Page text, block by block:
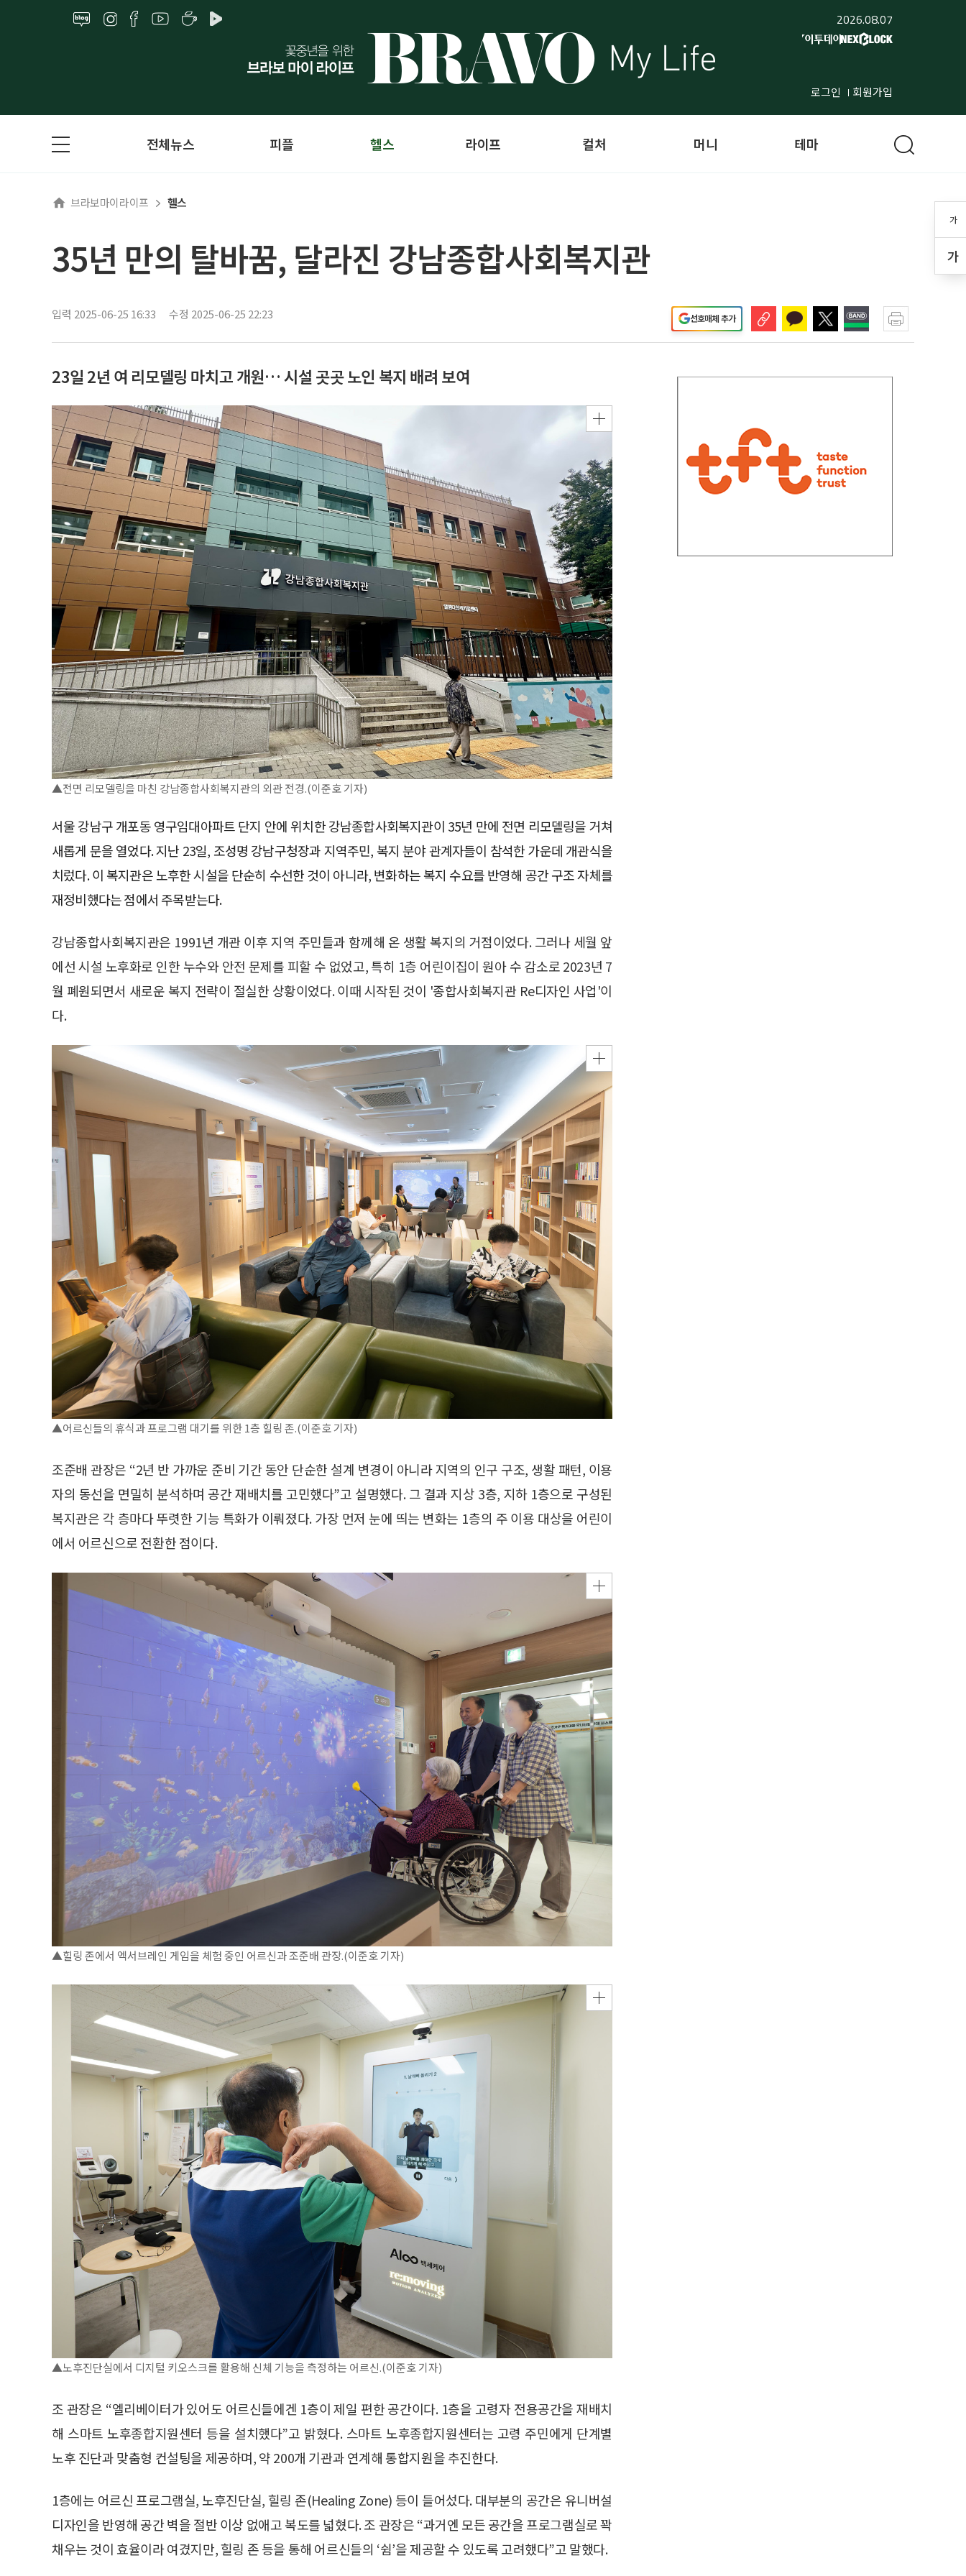
2026.08.07
로그인 회원가입
가
가
전체뉴스 피플 헬스 라이프 컬처 머니 테마
브라보마이라이프 헬스
35년 만의 탈바꿈, 달라진 강남종합사회복지관
입력 2025-06-25 16:33 수정 2025-06-25 22:23 선호매체 추가
23일 2년 여 리모델링 마치고 개원… 시설 곳곳 노인 복지 배려 보여
▲전면 리모델링을 마친 강남종합사회복지관의 외관 전경.(이준호 기자)
서울 강남구 개포동 영구임대아파트 단지 안에 위치한 강남종합사회복지관이 35년 만에 전면 리모델링을 거쳐
새롭게 문을 열었다. 지난 23일, 조성명 강남구청장과 지역주민, 복지 분야 관계자들이 참석한 가운데 개관식을
치렀다. 이 복지관은 노후한 시설을 단순히 수선한 것이 아니라, 변화하는 복지 수요를 반영해 공간 구조 자체를
재정비했다는 점에서 주목받는다.
강남종합사회복지관은 1991년 개관 이후 지역 주민들과 함께해 온 생활 복지의 거점이었다. 그러나 세월 앞
에선 시설 노후화로 인한 누수와 안전 문제를 피할 수 없었고, 특히 1층 어린이집이 원아 수 감소로 2023년 7
월 폐원되면서 새로운 복지 전략이 절실한 상황이었다. 이때 시작된 것이 '종합사회복지관 Re디자인 사업'이
다.
▲어르신들의 휴식과 프로그램 대기를 위한 1층 힐링 존.(이준호 기자)
조준배 관장은 “2년 반 가까운 준비 기간 동안 단순한 설계 변경이 아니라 지역의 인구 구조, 생활 패턴, 이용
자의 동선을 면밀히 분석하며 공간 재배치를 고민했다”고 설명했다. 그 결과 지상 3층, 지하 1층으로 구성된
복지관은 각 층마다 뚜렷한 기능 특화가 이뤄졌다. 가장 먼저 눈에 띄는 변화는 1층의 주 이용 대상을 어린이
에서 어르신으로 전환한 점이다.
▲힐링 존에서 엑서브레인 게임을 체험 중인 어르신과 조준배 관장.(이준호 기자)
▲노후진단실에서 디지털 키오스크를 활용해 신체 기능을 측정하는 어르신.(이준호 기자)
조 관장은 “엘리베이터가 있어도 어르신들에겐 1층이 제일 편한 공간이다. 1층을 고령자 전용공간을 재배치
해 스마트 노후종합지원센터 등을 설치했다”고 밝혔다. 스마트 노후종합지원센터는 고령 주민에게 단계별
노후 진단과 맞춤형 컨설팅을 제공하며, 약 200개 기관과 연계해 통합지원을 추진한다.
1층에는 어르신 프로그램실, 노후진단실, 힐링 존(Healing Zone) 등이 들어섰다. 대부분의 공간은 유니버설
디자인을 반영해 공간 벽을 절반 이상 없애고 복도를 넓혔다. 조 관장은 “과거엔 모든 공간을 프로그램실로 꽉
채우는 것이 효율이라 여겼지만, 힐링 존 등을 통해 어르신들의 ‘쉼’을 제공할 수 있도록 고려했다”고 말했다.